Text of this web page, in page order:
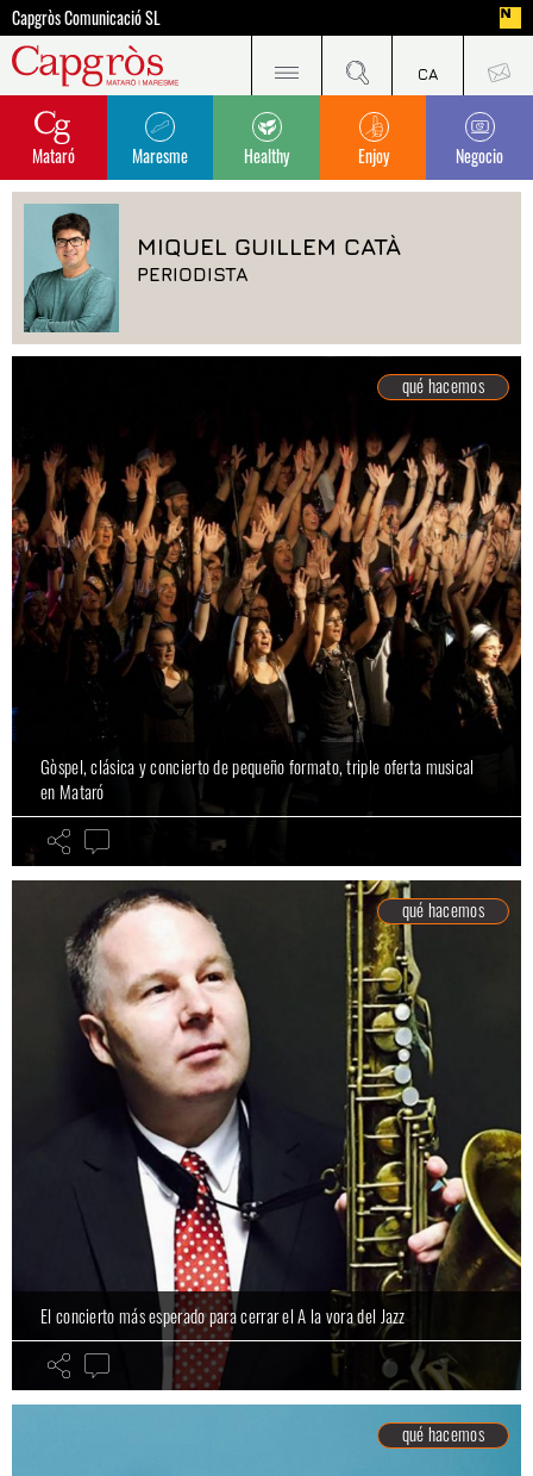
Capgròs Comunicació SL
Mataró Maresme Healthy Enjoy Negocio
MIQUEL GUILLEM CATÀ
PERIODISTA
qué hacemos
Gòspel, clásica y concierto de pequeño formato, triple oferta musical
en Mataró
qué hacemos
El concierto más esperado para cerrar el A la vora del Jazz
qué hacemos